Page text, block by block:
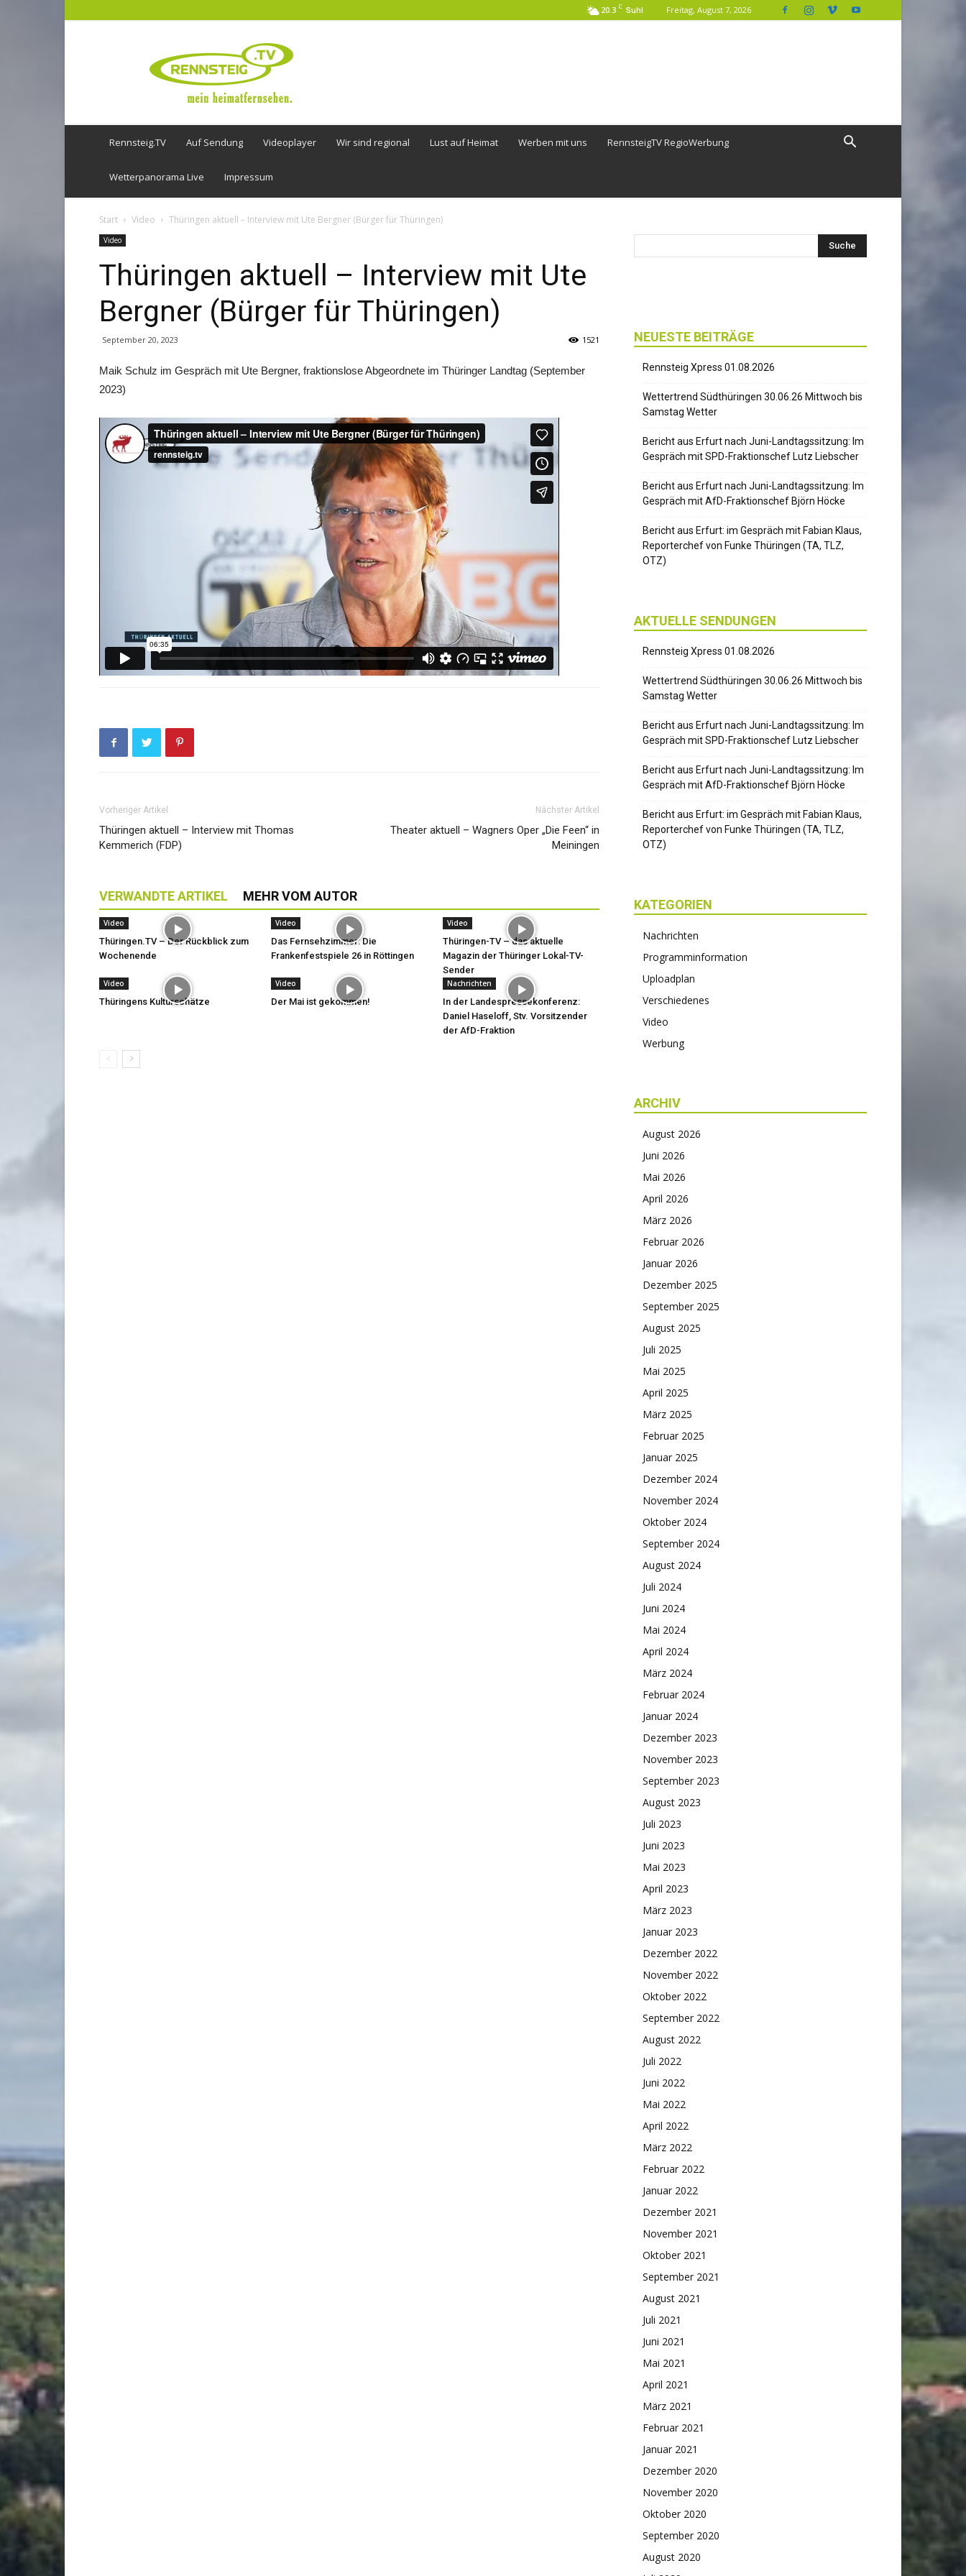
20.3 C Suhl Freitag, August 7, 2026
Rennsteig.TV Auf Sendung Videoplayer Wir sind regional Lust auf Heimat Werben mit uns RennsteigTV RegioWerbung
Wetterpanorama Live Impressum
Start Video Thüringen aktuell – Interview mit Ute Bergner (Bürger für Thüringen)
Video
Thüringen aktuell – Interview mit Ute
Bergner (Bürger für Thüringen)
September 20, 2023 1521
Maik Schulz im Gespräch mit Ute Bergner, fraktionslose Abgeordnete im Thüringer Landtag (September
2023)
Vorheriger Artikel
Thüringen aktuell – Interview mit Thomas
Kemmerich (FDP)
Nächster Artikel
Theater aktuell – Wagners Oper „Die Feen“ in
Meiningen
VERWANDTE ARTIKEL MEHR VOM AUTOR
Video
Thüringen.TV – Der Rückblick zum
Wochenende
Video
Das Fernsehzimmer: Die
Frankenfestspiele 26 in Röttingen
Video
Thüringen-TV – das aktuelle
Magazin der Thüringer Lokal-TV-
Sender
Video
Thüringens Kulturschätze
Video
Der Mai ist gekommen!
Nachrichten
In der Landespressekonferenz:
Daniel Haseloff, Stv. Vorsitzender
der AfD-Fraktion
NEUESTE BEITRÄGE
Rennsteig Xpress 01.08.2026
Wettertrend Südthüringen 30.06.26 Mittwoch bis
Samstag Wetter
Bericht aus Erfurt nach Juni-Landtagssitzung: Im
Gespräch mit SPD-Fraktionschef Lutz Liebscher
Bericht aus Erfurt nach Juni-Landtagssitzung: Im
Gespräch mit AfD-Fraktionschef Björn Höcke
Bericht aus Erfurt: im Gespräch mit Fabian Klaus,
Reporterchef von Funke Thüringen (TA, TLZ,
OTZ)
AKTUELLE SENDUNGEN
Rennsteig Xpress 01.08.2026
Wettertrend Südthüringen 30.06.26 Mittwoch bis
Samstag Wetter
Bericht aus Erfurt nach Juni-Landtagssitzung: Im
Gespräch mit SPD-Fraktionschef Lutz Liebscher
Bericht aus Erfurt nach Juni-Landtagssitzung: Im
Gespräch mit AfD-Fraktionschef Björn Höcke
Bericht aus Erfurt: im Gespräch mit Fabian Klaus,
Reporterchef von Funke Thüringen (TA, TLZ,
OTZ)
KATEGORIEN
Nachrichten
Programminformation
Uploadplan
Verschiedenes
Video
Werbung
ARCHIV
August 2026
Juni 2026
Mai 2026
April 2026
März 2026
Februar 2026
Januar 2026
Dezember 2025
September 2025
August 2025
Juli 2025
Mai 2025
April 2025
März 2025
Februar 2025
Januar 2025
Dezember 2024
November 2024
Oktober 2024
September 2024
August 2024
Juli 2024
Juni 2024
Mai 2024
April 2024
März 2024
Februar 2024
Januar 2024
Dezember 2023
November 2023
September 2023
August 2023
Juli 2023
Juni 2023
Mai 2023
April 2023
März 2023
Januar 2023
Dezember 2022
November 2022
Oktober 2022
September 2022
August 2022
Juli 2022
Juni 2022
Mai 2022
April 2022
März 2022
Februar 2022
Januar 2022
Dezember 2021
November 2021
Oktober 2021
September 2021
August 2021
Juli 2021
Juni 2021
Mai 2021
April 2021
März 2021
Februar 2021
Januar 2021
Dezember 2020
November 2020
Oktober 2020
September 2020
August 2020